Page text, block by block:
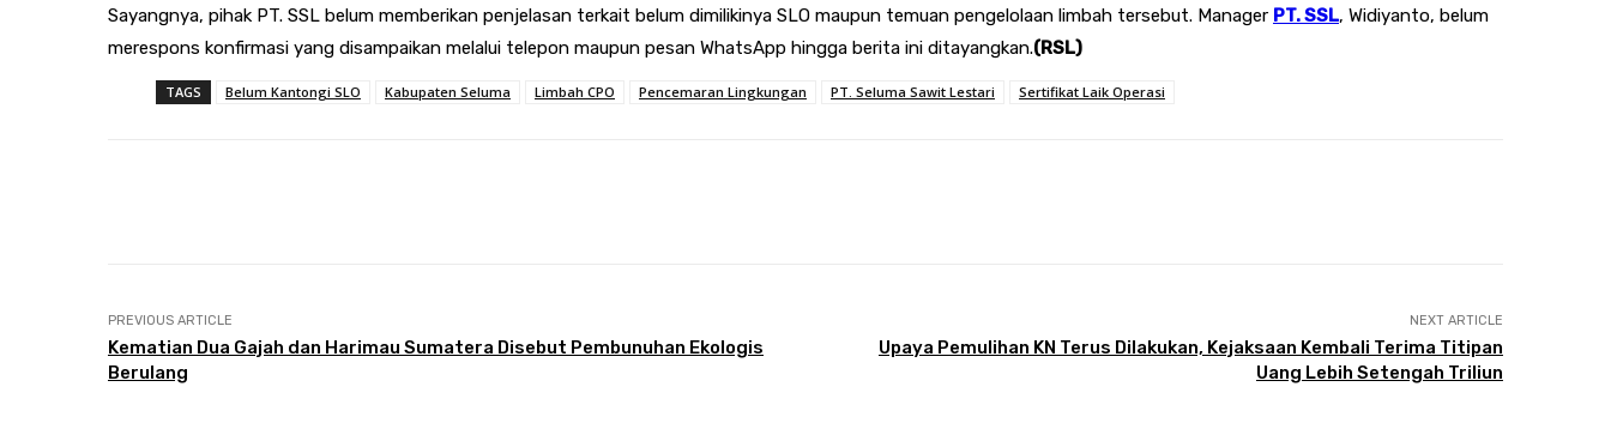
Sayangnya, pihak PT. SSL belum memberikan penjelasan terkait belum dimilikinya SLO maupun temuan pengelolaan limbah tersebut. Manager PT. SSL, Widiyanto, belum
merespons konfirmasi yang disampaikan melalui telepon maupun pesan WhatsApp hingga berita ini ditayangkan.(RSL)
TAGS Belum Kantongi SLO Kabupaten Seluma Limbah CPO Pencemaran Lingkungan PT. Seluma Sawit Lestari Sertifikat Laik Operasi
PREVIOUS ARTICLE
Kematian Dua Gajah dan Harimau Sumatera Disebut Pembunuhan Ekologis
Berulang
NEXT ARTICLE
Upaya Pemulihan KN Terus Dilakukan, Kejaksaan Kembali Terima Titipan
Uang Lebih Setengah Triliun